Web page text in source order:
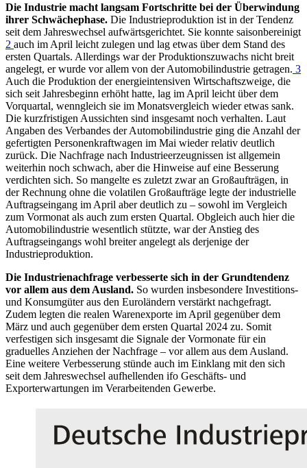
Die Industrie macht langsam Fortschritte bei der Überwindung
ihrer Schwächephase. Die Industrieproduktion ist in der Tendenz
seit dem Jahreswechsel aufwärtsgerichtet. Sie konnte saisonbereinigt
2 auch im April leicht zulegen und lag etwas über dem Stand des
ersten Quartals. Allerdings war der Produktionszuwachs nicht breit
angelegt, er wurde vor allem von der Automobilindustrie getragen. 3
Auch die Produktion der energieintensiven Wirtschaftszweige, die
sich seit Jahresbeginn erhöht hatte, lag im April leicht über dem
Vorquartal, wenngleich sie im Monatsvergleich wieder etwas sank.
Die kurzfristigen Aussichten sind insgesamt noch verhalten. Laut
Angaben des Verbandes der Automobilindustrie ging die Anzahl der
gefertigten Personenkraftwagen im Mai wieder relativ deutlich
zurück. Die Nachfrage nach Industrieerzeugnissen ist allgemein
weiterhin noch schwach, aber die Hinweise auf eine Besserung
verdichten sich. So mangelte es zuletzt zwar an Großaufträgen, in
der Rechnung ohne die volatilen Großaufträge legte der industrielle
Auftragseingang im April aber deutlich zu – sowohl im Vergleich
zum Vormonat als auch zum ersten Quartal. Obgleich auch hier die
Automobilindustrie wesentlich stützte, war der Anstieg des
Auftragseingangs wohl breiter angelegt als derjenige der
Industrieproduktion.
Die Industrienachfrage verbesserte sich in der Grundtendenz
vor allem aus dem Ausland. So wurden insbesondere Investitions-
und Konsumgüter aus den Euroländern verstärkt nachgefragt.
Zudem legten die realen Warenexporte im April gegenüber dem
März und auch gegenüber dem ersten Quartal 2024 zu. Somit
verfestigen sich insgesamt die Signale der Vormonate für ein
graduelles Anziehen der Nachfrage – vor allem aus dem Ausland.
Eine weitere Verbesserung stünde auch im Einklang mit den sich
seit dem Jahreswechsel aufhellenden ifo Geschäfts- und
Exporterwartungen im Verarbeitenden Gewerbe.